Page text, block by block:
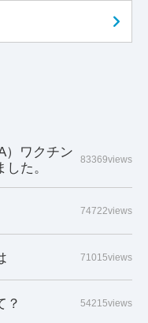
）ワクチン
た。
83369views
74722views
71015views
？ 54215views